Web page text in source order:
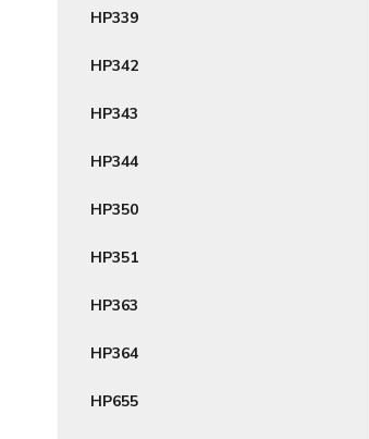
HP339
HP342
HP343
HP344
HP350
HP351
HP363
HP364
HP655